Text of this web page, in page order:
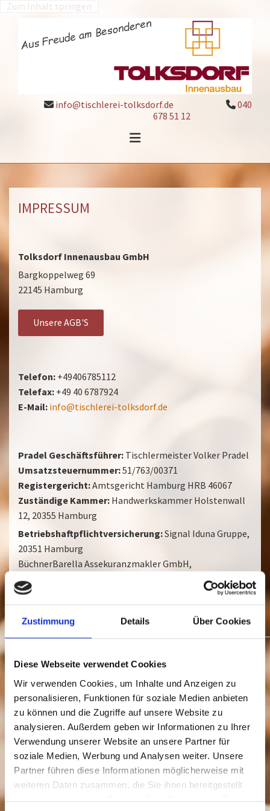
Zustimmung Details Über Cookies
Diese Webseite verwendet Cookies
Wir verwenden Cookies, um Inhalte und Anzeigen zu
personalisieren, Funktionen für soziale Medien anbieten
zu können und die Zugriffe auf unsere Website zu
analysieren. Außerdem geben wir Informationen zu Ihrer
Verwendung unserer Website an unsere Partner für
soziale Medien, Werbung und Analysen weiter. Unsere
Partner führen diese Informationen möglicherweise mit
weiteren Daten zusammen, die Sie ihnen bereitgestellt
Zum Inhalt springen
 info@tischlerei-tolksdorf.de 040
678 51 12
IMPRESSUM
Tolksdorf Innenausbau GmbH
Bargkoppelweg 69
22145 Hamburg
Unsere AGB'S
Telefon: +49406785112
Telefax: +49 40 6787924
E-Mail: info@tischlerei-tolksdorf.de
Pradel Geschäftsführer: Tischlermeister Volker Pradel
Umsatzsteuernummer:51/763/00371
Registergericht:Amtsgericht Hamburg HRB 46067
Zuständige Kammer: Handwerkskammer Holstenwall
12, 20355 Hamburg
Betriebshaftpflichtversicherung:Signal Iduna Gruppe,
20351 Hamburg
BüchnerBarella Assekuranzmakler GmbH,
Bleichenbrücke 9, 20354 Hamburg
Inhaltlich Verantwortlicher gemäß § 6 MDStV: Volker
Pradel
tig­kei­ten zwi­schen Un­ter­neh­mern und Ver­brau­chern ge­
schaf­fen. In­for­ma­tio­nen dazu fin­den Sie unter
https://ec.europa.eu/consumers/odr
Wir be­tei­ligen uns nicht an einem Streit­bei­le­gungs­ver­
fah­ren vor einer Ver­brau­cher­schlich­tungs­stel­le.
Bildnachweis
Umsetzung